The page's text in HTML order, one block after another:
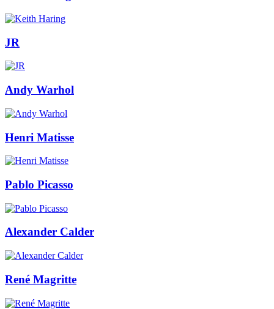
JR
Andy Warhol
Henri Matisse
Pablo Picasso
Alexander Calder
René Magritte